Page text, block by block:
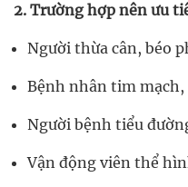
2. Trường hợp nên ưu
Người thừa cân, béo
Bệnh nhân tim mạch,
Người bệnh tiểu
Vận động viên thể